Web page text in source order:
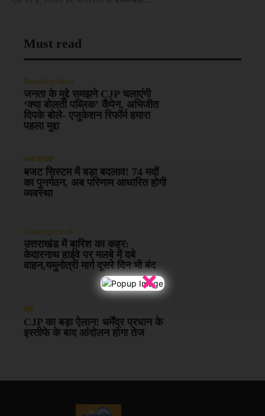
×
Must read
Breaking News
जनता के मुद्दे समझने CJP चलाएंगी
‘क्या बोलती पब्लिक’ कैंपेन, अभिजीत
दिपके बोले- एजुकेशन रिफॉर्म हमारा
पहला मुद्दा
मध्य प्रदेश
बजट सिस्टम में बड़ा बदलाव! 74 मदों
का पुनर्गठन, अब परिणाम आधारित होगी
व्यवस्था
Uncategorized
उत्तराखंड में बारिश का कहर:
केदारनाथ हाईवे पर मलबे में दबे
वाहन,यमुनोत्री मार्ग दूसरे दिन भी बंद
देश
CJP का बड़ा ऐलान! धर्मेंद्र प्रधान के
इस्तीफे के बाद आंदोलन होगा तेज